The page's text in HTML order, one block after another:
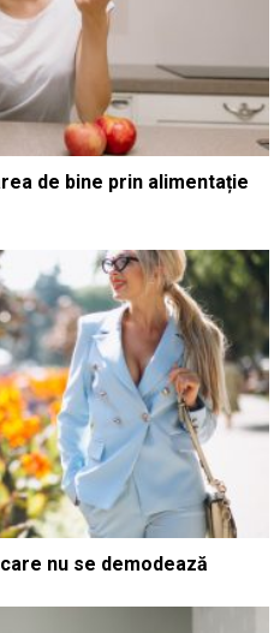
de bine prin alimentație
nu se demodează